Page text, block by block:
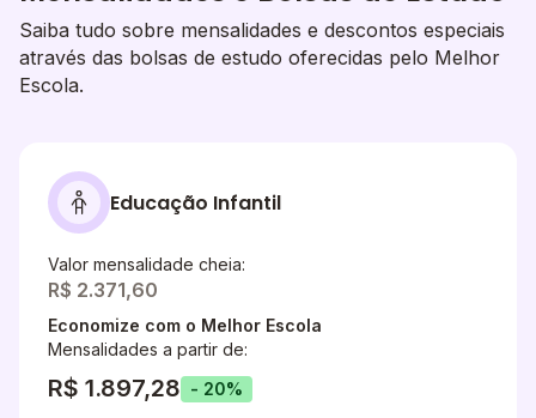
Saiba tudo sobre mensalidades e descontos especiais
através das bolsas de estudo oferecidas pelo Melhor
Escola.
Educação Infantil
Valor mensalidade cheia:
R$ 2.371,60
Economize com o Melhor Escola
Mensalidades a partir de:
R$ 1.897,28 - 20%